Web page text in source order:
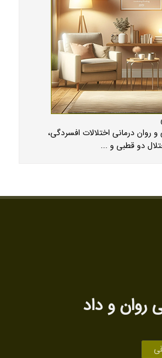
روان درمانی اختلالات افسردگی،
دو قطبی و ...
روان‌ و داد